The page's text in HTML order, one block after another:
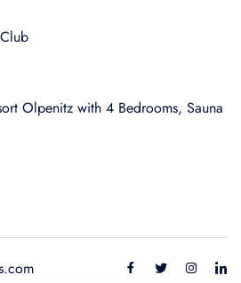
Olpenitz with 4 Bedrooms, Sauna